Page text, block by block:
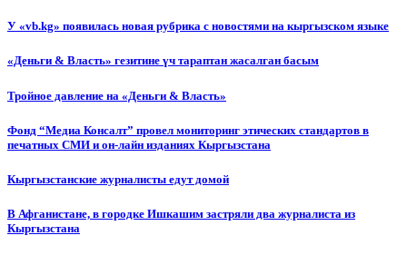
У «vb.kg» появилась новая рубрика с новостями на кыргызском языке
«Деньги & Власть» гезитине үч тараптан жасалган басым
Тройное давление на «Деньги & Власть»
Фонд “Медиа Консалт” провел мониторинг этических стандартов в
печатных СМИ и он-лайн изданиях Кыргызстана
Кыргызстанские журналисты едут домой
В Афганистане, в городке Ишкашим застряли два журналиста из
Кыргызстана